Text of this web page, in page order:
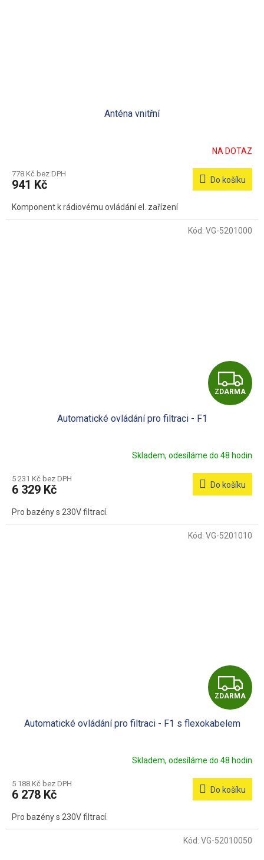
Anténa vnitřní
NA DOTAZ
778 Kč bez DPH
941 Kč Do košíku
Komponent k rádiovému ovládání el. zařízení
Z
D
R
M
A
ZDARMA
Automatické ovládání pro filtraci - F1
Skladem, odesíláme do 48 hodin
5 231 Kč bez DPH
6 329 Kč Do košíku
Pro bazény s 230V filtrací.
Kód: VG-5201000
Z
D
R
M
A
ZDARMA
Automatické ovládání pro filtraci - F1 s flexokabelem
Skladem, odesíláme do 48 hodin
5 188 Kč bez DPH
6 278 Kč Do košíku
Pro bazény s 230V filtrací.
Kód: VG-5201010
Kód: VG-52010050